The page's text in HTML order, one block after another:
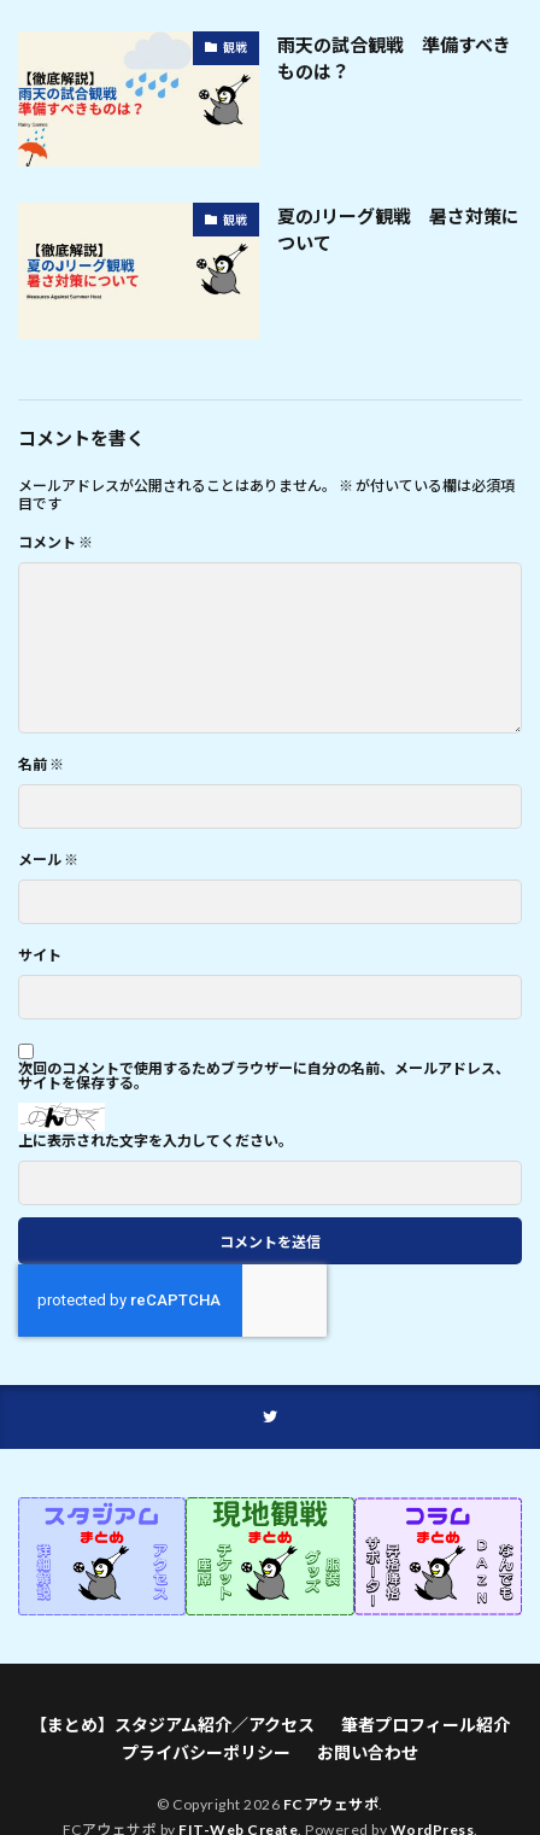
観戦
雨天の試合観戦 準備すべき
ものは？
観戦
夏のJリーグ観戦 暑さ対策に
ついて
コメントを書く
メールアドレスが公開されることはありません。 ※ が付いている欄は必須項
目です
コメント ※
名前 ※
メール ※
サイト
次回のコメントで使用するためブラウザーに自分の名前、メールアドレス、
サイトを保存する。
上に表示された文字を入力してください。
【まとめ】スタジアム紹介／アクセス
筆者プロフィール紹介
プライバシーポリシー
お問い合わせ
© Copyright 2026 FCアウェサポ.
FCアウェサポ by FIT-Web Create. Powered by WordPress.